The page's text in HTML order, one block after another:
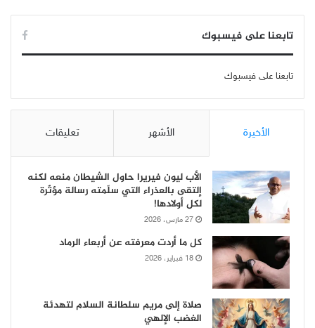
تابعنا على فيسبوك
تابعنا على فيسبوك
الأخيرة الأشهر تعليقات
الأب ليون فيريرا حاول الشيطان منعه لكنه
إلتقى بالعذراء التي سلّمته رسالة مؤثّرة
لكل أولادها!
27 مارس، 2026
كل ما أردت معرفته عن أربعاء الرماد
18 فبراير، 2026
صلاة إلى مريم سلطانة السلام لتهدئة
الغضب الإلهي